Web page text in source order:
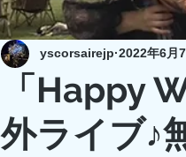
「Happy
外ライブ♪
yscorsairejp 2022年6月7